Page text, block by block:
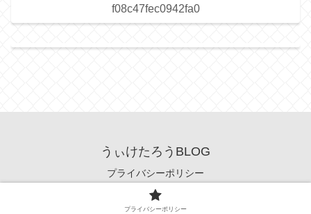
f08c47fec0942fa0
うぃけたろうBLOG
プライバシーポリシー
© 2022 うぃけたろうBLOG.
プライバシーポリシー